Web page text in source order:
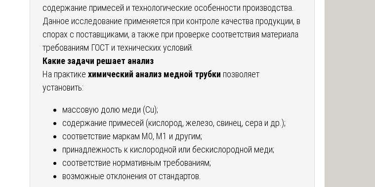
содержание примесей и технологические особенности производства.
Данное исследование применяется при контроле качества продукции, в
спорах с поставщиками, а также при проверке соответствия материала
требованиям ГОСТ и технических условий.
Какие задачи решает анализ
На практикехимический анализ медной трубки позволяет
установить:
массовую долю меди (Cu);
содержание примесей (кислород, железо, свинец, сера и др.);
соответствие маркам М0, М1 и другим;
принадлежность к кислородной или бескислородной меди;
соответствие нормативным требованиям;
возможные отклонения от стандартов.